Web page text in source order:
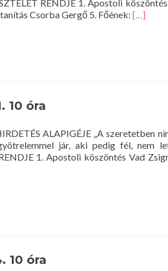
RENDJE 1. Apostoli
Csorba Gergő 5. Főének: Read
[…]
10 óra
ALAPIGÉJE „A szeretetben
jár, aki pedig fél, nem
1. Apostoli köszöntés Vad
10 óra